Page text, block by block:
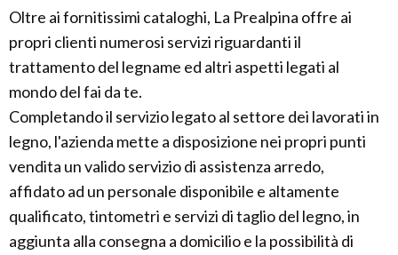
Oltre ai fornitissimi cataloghi, La Prealpina offre ai
propri clienti numerosi servizi riguardanti il
trattamento del legname ed altri aspetti legati al
mondo del fai da te.
Completando il servizio legato al settore dei lavorati in
legno, l'azienda mette a disposizione nei propri punti
vendita un valido servizio di assistenza arredo,
affidato ad un personale disponibile e altamente
qualificato, tintometri e servizi di taglio del legno, in
aggiunta alla consegna a domicilio e la possibilità di